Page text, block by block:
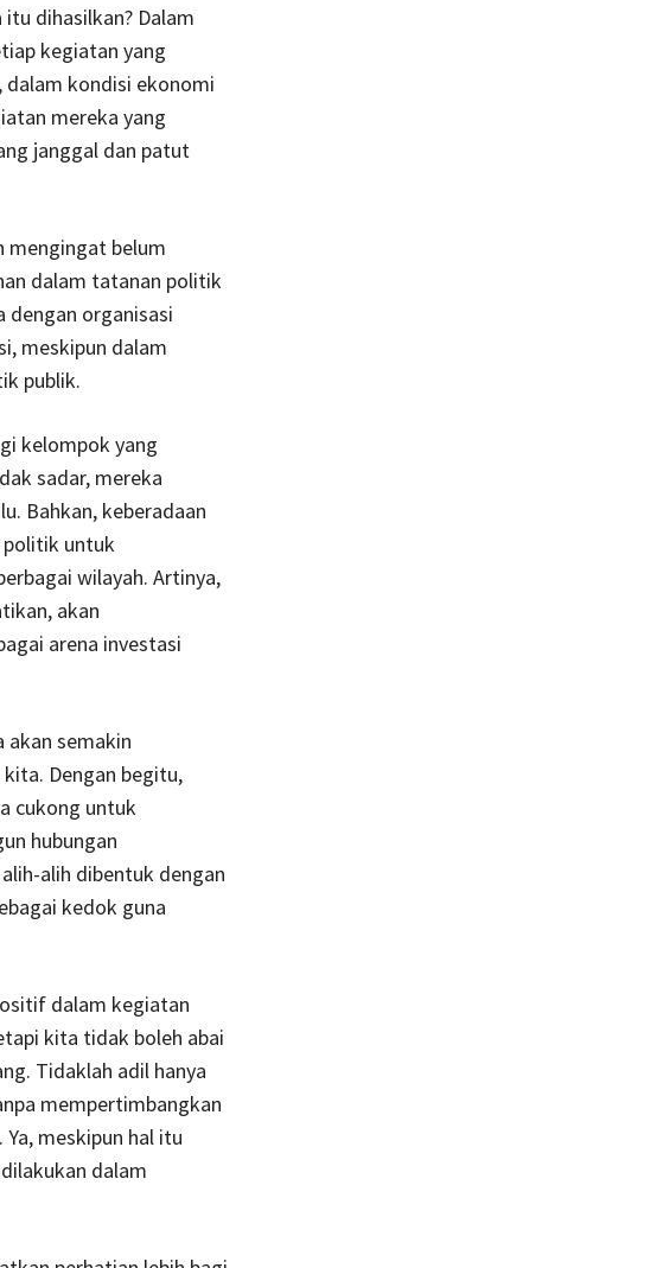
dihasilkan? Dalam
kegiatan yang
dalam kondisi ekonomi
mereka yang
janggal dan patut
mengingat belum
dalam tatanan politik
dengan organisasi
meskipun dalam
publik.
kelompok yang
sadar, mereka
Bahkan, keberadaan
politik untuk
wilayah. Artinya,
akan
arena investasi
akan semakin
Dengan begitu,
cukong untuk
hubungan
alih dibentuk dengan
kedok guna
dalam kegiatan
kita tidak boleh abai
Tidaklah adil hanya
mempertimbangkan
meskipun hal itu
dalam